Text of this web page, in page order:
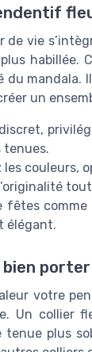
de vie
habillée.
du mandala.
un
tenues.
les couleurs,
fêtes
élégant.
bien
votre
Un collier
tenue plus